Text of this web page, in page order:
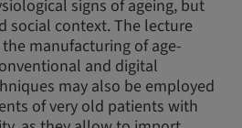
signs of ageing, but
social context. The lecture
manufacturing of age-
and digital
may also be employed
of very old patients with